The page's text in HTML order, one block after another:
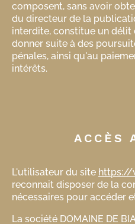
composent, sans avoir
du directeur de la
interdite, constitue un
donner suite à des
pénales, ainsi qu'au
intérêts.
ACCÈS
L'utilisateur du site https://
reconnait disposer de la
nécessaires pour accéder
La société DOMAINE DE